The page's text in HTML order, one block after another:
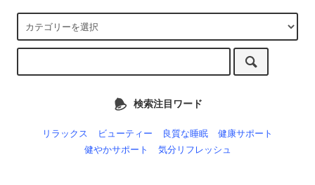
検索注目ワード
リラックス ビューティー 良質な睡眠
健康サポート
健やかサポート
気分リフレッシュ